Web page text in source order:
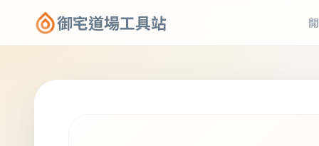
御宅道場工具站